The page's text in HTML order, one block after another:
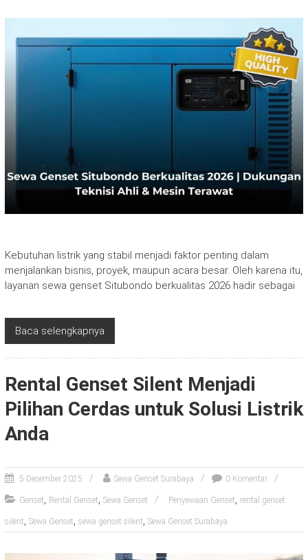
Kebutuhan listrik yang stabil menjadi faktor penting dalam
menjalankan bisnis, proyek, maupun acara besar. Oleh karena itu,
layanan sewa genset Situbondo berkualitas 2026 hadir sebagai
Baca selengkapnya
Rental Genset Silent Menjadi
Pilihan Cerdas untuk Solusi Listrik
Anda
5 Desember 2025 Sewa Genset Surabaya 0 Komentar
Genset, Rental Genset, Sewa Genset Penyewaan Genset, rental genset
silent, Sewa Genset, sewa genset silent, Sewa Genset Surabaya